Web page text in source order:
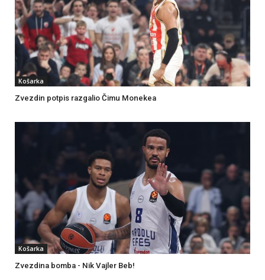
Košarka
Zvezdin potpis razgalio Čimu Monekea
Košarka
Zvezdina bomba - Nik Vajler Beb!